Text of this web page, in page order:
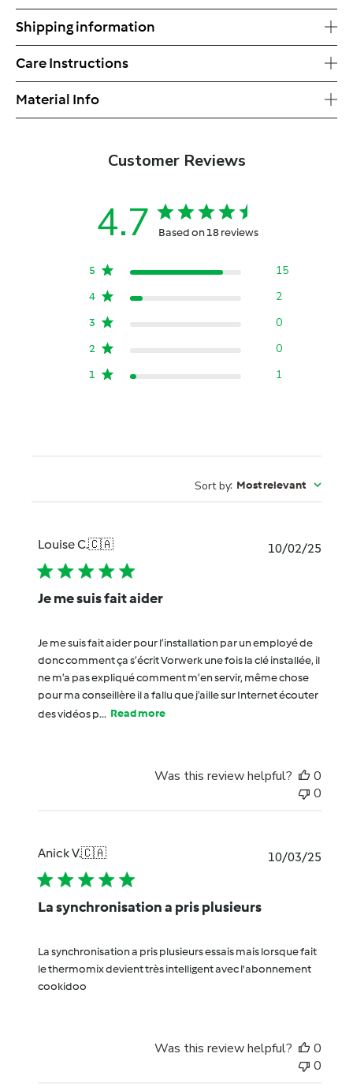
Shipping information
Care Instructions
Material Info
Customer Reviews
4.7 Based on 18 reviews
5 15
4 2
3 0
2 0
1 1
Sort by: Most relevant
Louise C.🇨🇦
Je me suis fait aider
Je me suis fait aider pour l’installation par un employé de
donc comment ça s’écrit Vorwerk une fois la clé installée, il
ne m’a pas expliqué comment m’en servir, même chose
pour ma conseillère il a fallu que j’aille sur Internet écouter
des vidéos p... Read more
10/02/25
Was this review helpful?
0
0
Anick V.🇨🇦
La synchronisation a pris plusieurs
La synchronisation a pris plusieurs essais mais lorsque fait
le thermomix devient très intelligent avec l'abonnement
cookidoo
10/03/25
Was this review helpful?
0
0